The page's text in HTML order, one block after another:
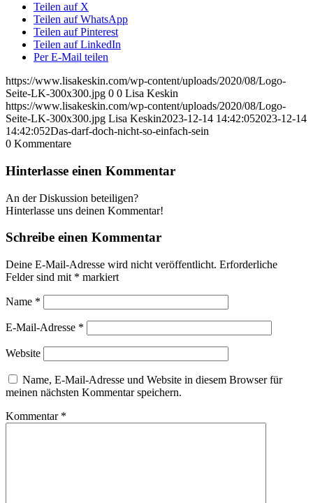
Teilen auf X
Teilen auf WhatsApp
Teilen auf Pinterest
Teilen auf LinkedIn
Per E-Mail teilen
https://www.lisakeskin.com/wp-content/uploads/2020/08/Logo-
Seite-LK-300x300.jpg 0 0 Lisa Keskin
https://www.lisakeskin.com/wp-content/uploads/2020/08/Logo-
Seite-LK-300x300.jpg Lisa Keskin2023-12-14 14:42:052023-12-14
14:42:052Das-darf-doch-nicht-so-einfach-sein
0 Kommentare
Hinterlasse einen Kommentar
An der Diskussion beteiligen?
Hinterlasse uns deinen Kommentar!
Schreibe einen Kommentar
Deine E-Mail-Adresse wird nicht veröffentlicht. Erforderliche
Felder sind mit * markiert
Name *
E-Mail-Adresse *
Website
Name, E-Mail-Adresse und Website in diesem Browser für
meinen nächsten Kommentar speichern.
Kommentar *